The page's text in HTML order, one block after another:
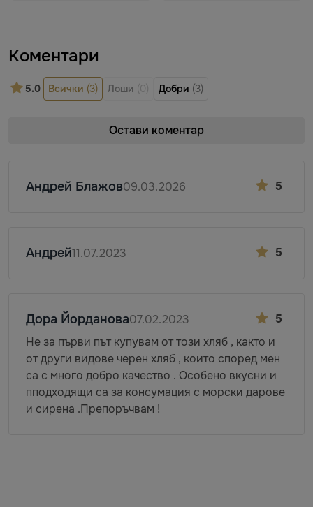
Коментари
5.0 Всички (3) Лоши (0) Добри (3)
Остави коментар
5
Андрей Блажов09.03.2026
5
Андрей11.07.2023
5
Дора Йорданова07.02.2023
Не за първи път купувам от този хляб , както и
от други видове черен хляб , които според мен
са с много добро качество . Особено вкусни и
пподходящи са за консумация с морски дарове
и сирена .Препоръчвам !